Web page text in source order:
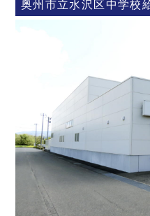
奥州市立水沢区中学校